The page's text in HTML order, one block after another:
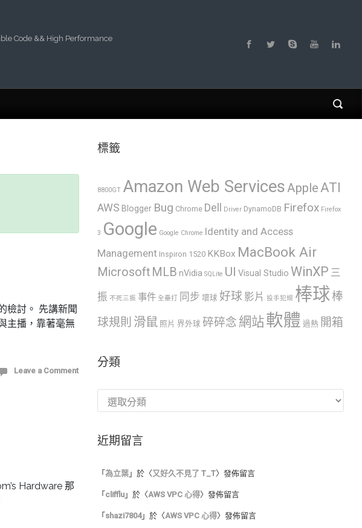
Code && High Performance
檢討。 先講新聞
主播，靠著毫無
Leave a Comment
Hardware 那
標籤
8800GT Amazon Web Services AppleATI
AWS Blogger Bug Chrome Dell Driver DynamoDB Firefox Firefox
3 Google Google Chrome
Identity and Access
Management Inspiron 1520 KKBox MacBook Air
Microsoft MLB nVidia SQLite UI Visual Studio WinXP 三
振 不死三振 事件 全壘打 同步 壞球 好球 影片 投手犯規 棒球棒
球規則 滑鼠 照片 界外球 碎碎念 網站軟體 過熱 開箱
分類
近期留言
「 為立葉 」於〈又好久不見了 T_T〉發佈留言
「 clifflu 」於〈AWS VPC 心得〉發佈留言
「 shazi7804」於〈AWS VPC 心得〉發佈留言